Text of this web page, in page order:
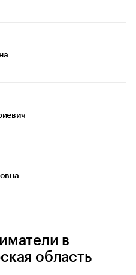
в
область